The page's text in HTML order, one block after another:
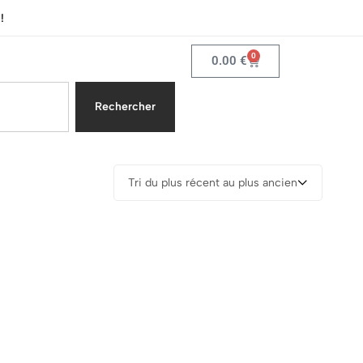
Rechercher
0.00 € 0
Tri du plus récent au plus ancien